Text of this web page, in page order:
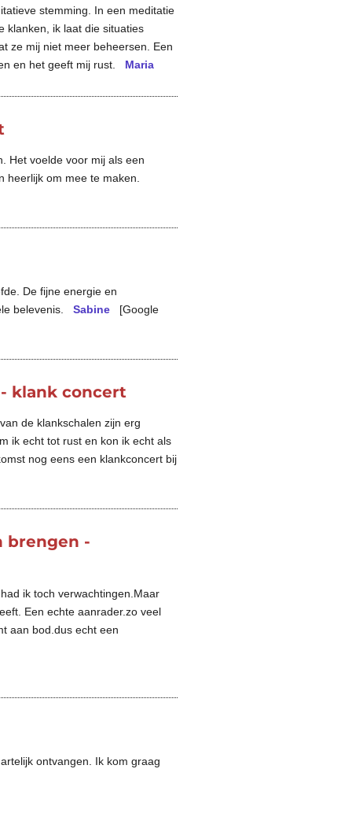
stemming. In een meditatie
klanken, ik laat die situaties
ze mij niet meer beheersen. Een
en het geeft mij rust. Maria
Het voelde voor mij als een
heerlijk om mee te maken.
De fijne energie en
belevenis. Sabine [Google
klank concert
de klankschalen zijn erg
ik echt tot rust en kon ik echt als
nog eens een klankconcert bij
brengen -
ik toch verwachtingen.Maar
Een echte aanrader.zo veel
aan bod.dus echt een
ontvangen. Ik kom graag